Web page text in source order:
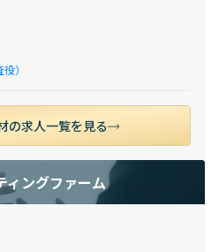
）
の求人一覧を見る
ィングファーム